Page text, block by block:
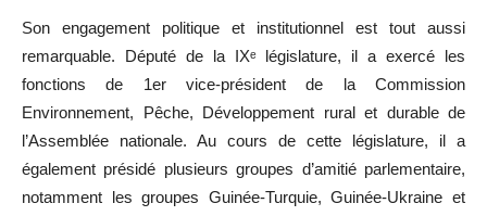
Son engagement politique et institutionnel est tout aussi
remarquable. Député de la IXᵉ législature, il a exercé les
fonctions de 1er vice-président de la Commission
Environnement, Pêche, Développement rural et durable de
l’Assemblée nationale. Au cours de cette législature, il a
également présidé plusieurs groupes d’amitié parlementaire,
notamment les groupes Guinée-Turquie, Guinée-Ukraine et